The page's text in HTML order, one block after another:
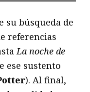
su búsqueda de
referencias
La noche de
ese sustento
). Al final,